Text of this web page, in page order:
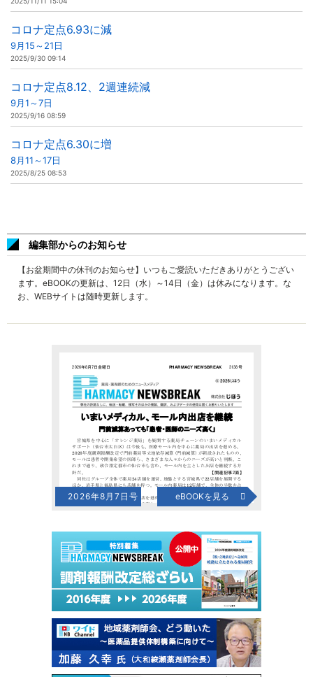
コロナ定点6.93に減
9月15～21日
2025/9/30 09:14
コロナ定点8.12、2週連続減
9月1～7日
2025/9/16 08:59
コロナ定点6.30に増
8月11～17日
2025/8/25 08:53
編集部からのお知らせ
【お盆期間中の休刊のお知らせ】いつもご愛読いただきありがとうござい
ます。eBOOKの更新は、12日（水）～14日（金）は休みになります。な
お、WEBサイトは随時更新します。
2026年8月7日号 eBOOKを見る